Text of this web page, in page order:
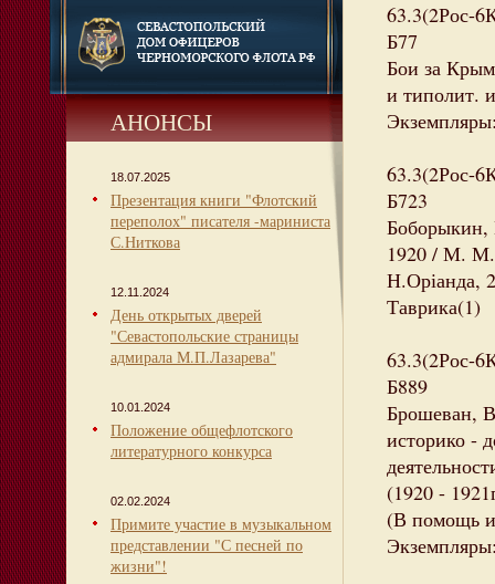
АНОНСЫ
18.07.2025
Презентация книги "Флотский
переполох" писателя -мариниста
С.Ниткова
12.11.2024
День открытых дверей
"Севастопольские страницы
адмирала М.П.Лазарева"
10.01.2024
Положение общефлотского
литературного конкурса
02.02.2024
Примите участие в музыкальном
представлении "С песней по
жизни"!
63.3(2Рос-
Б77
Бои за
и типолит.
63.3(2Рос-
Б723
1920 / М. М.
Н.Оріанда,
Таврика(1)
63.3(2Рос-
Б889
Брошеван,
историко -
(1920 -
(В помощь